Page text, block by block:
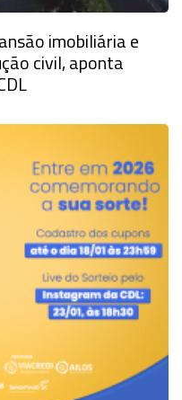
imobiliária e
civil, aponta